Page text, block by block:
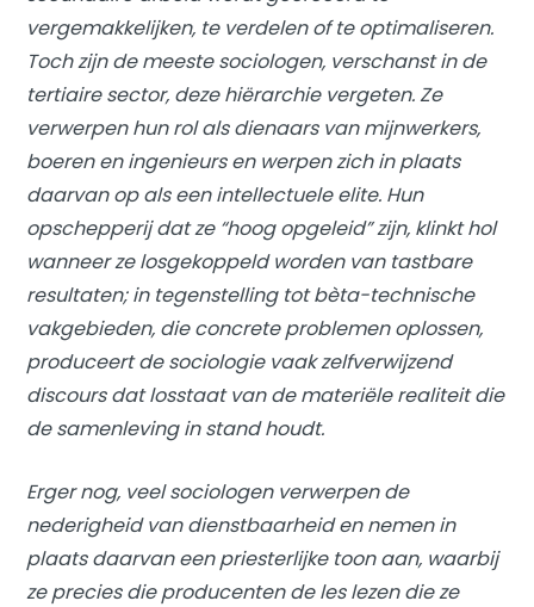
vergemakkelijken, te verdelen of te optimaliseren.
Toch zijn de meeste sociologen, verschanst in de
tertiaire sector, deze hiërarchie vergeten. Ze
verwerpen hun rol als dienaars van mijnwerkers,
boeren en ingenieurs en werpen zich in plaats
daarvan op als een intellectuele elite. Hun
opschepperij dat ze “hoog opgeleid” zijn, klinkt hol
wanneer ze losgekoppeld worden van tastbare
resultaten; in tegenstelling tot bèta-technische
vakgebieden, die concrete problemen oplossen,
produceert de sociologie vaak zelfverwijzend
discours dat losstaat van de materiële realiteit die
de samenleving in stand houdt.
Erger nog, veel sociologen verwerpen de
nederigheid van dienstbaarheid en nemen in
plaats daarvan een priesterlijke toon aan, waarbij
ze precies die producenten de les lezen die ze